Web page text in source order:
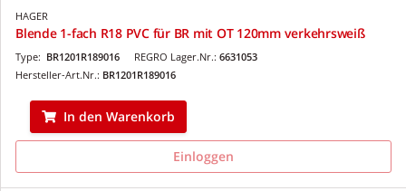
HAGER
Blende 1-fach R18 PVC für BR mit OT 120mm verkehrsweiß
REGRO Lager.Nr.: 6631053
Type: BR1201R189016
Hersteller-Art.Nr.: BR1201R189016
In den Warenkorb
Einloggen